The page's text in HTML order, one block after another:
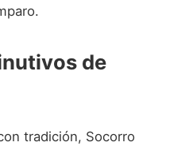
de
tradición, Socorro